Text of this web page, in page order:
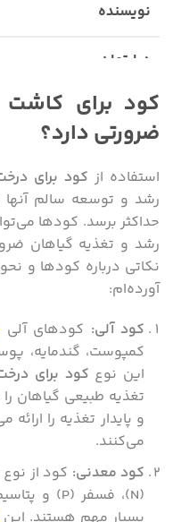
نویسنده
دپارتمان
تعداد کلمات
کود برای کاشت
ضرورتی دارد؟
استفاده از کود برای
رشد و توسعه سالم
حداکثر برسد. کودها
رشد و تغذیه گیاهان
نکاتی درباره کودها و
آورده‌ام:
کود آلی: کودهای آلی
کمپوست، گندمایه،
این نوع کود برای
تغذیه طبیعی گیاهان
و پایدار تغذیه را
می‌کنند.
کود معدنی: کود از